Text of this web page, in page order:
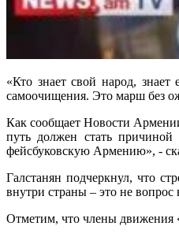
«Кто знает свой народ,
самоочищения. Это марш без
Как сообщает Новости
путь должен стать
фейсбуковскую Армению», -
Галстанян подчеркнул, что
внутри страны – это не
Отметим, что члены движения